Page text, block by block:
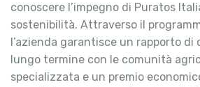
conoscere l’impegno di Puratos
sostenibilità. Attraverso il
l’azienda garantisce un rapporto di
lungo termine con le comunità
specializzata e un premio